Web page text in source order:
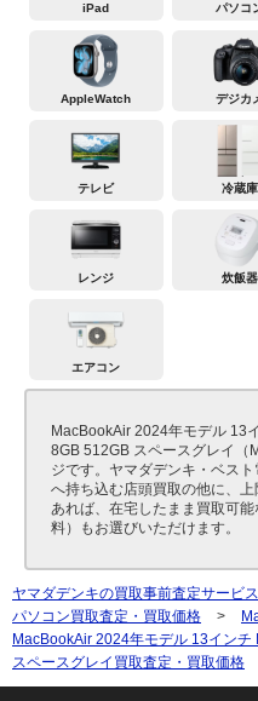
iPad パソコ
AppleWatch デジカ
テレビ 冷蔵庫
レンジ 炊飯器
エアコン
MacBookAir 2024年モデル 13
8GB 512GB スペースグレイ（
ジです。ヤマダデンキ・ベス
へ持ち込む店頭買取の他に、
あれば、在宅したまま買取可
料）もお選びいただけます。
ヤマダデンキの買取事前査定サービス
パソコン買取査定・買取価格
>
MacBookAir 2024年モデル 13イン
スペースグレイ買取査定・買取価格